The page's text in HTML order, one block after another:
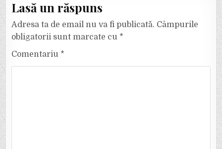
Lasă un răspuns
Adresa ta de email nu va fi publicată. Câmpurile
obligatorii sunt marcate cu *
Comentariu *